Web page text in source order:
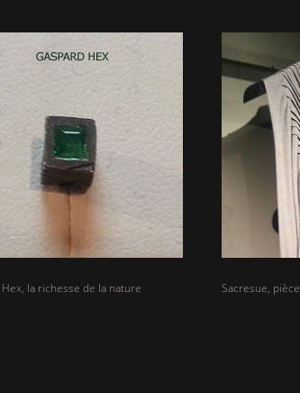
la richesse de la nature Sacresue,